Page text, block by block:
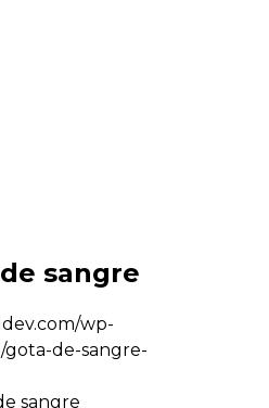
sangre
wp-
de-sangre-